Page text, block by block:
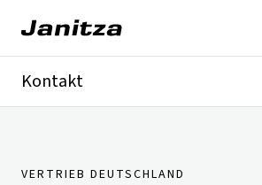
Kontakt
Presse
VERTRIEB DEUTSCHLAND